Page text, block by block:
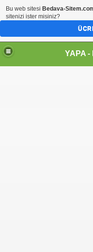
Bu web sitesi Bedava-
sitenizi ister misiniz?